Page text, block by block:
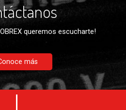
queremos escucharte!
más